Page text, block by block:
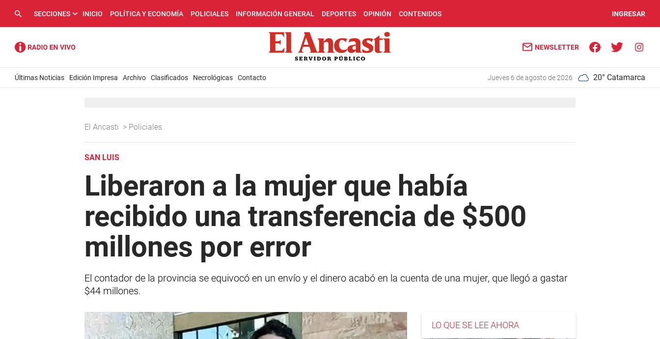
SECCIONES INICIO POLÍTICA Y ECONOMÍA POLICIALES INFORMACIÓN GENERAL DEPORTES OPINIÓN CONTENIDOS INGRESAR
NEWSLETTER
Últimas Noticias Edición Impresa Archivo Clasificados Necrológicas Contacto jueves 6 de agosto de 2026 20° Catamarca
El Ancasti > Policiales
SAN LUIS
Liberaron a la mujer que había
recibido una transferencia de $500
millones por error
El contador de la provincia se equivocó en un envío y el dinero acabó en la cuenta de una mujer, que llegó a gastar
$44 millones.
LO QUE SE LEE AHORA